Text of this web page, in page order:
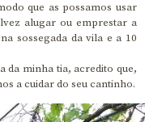
que as possamos usar
alugar ou emprestar a
sossegada da vila e a 10
da minha tia, acredito que,
a cuidar do seu cantinho.